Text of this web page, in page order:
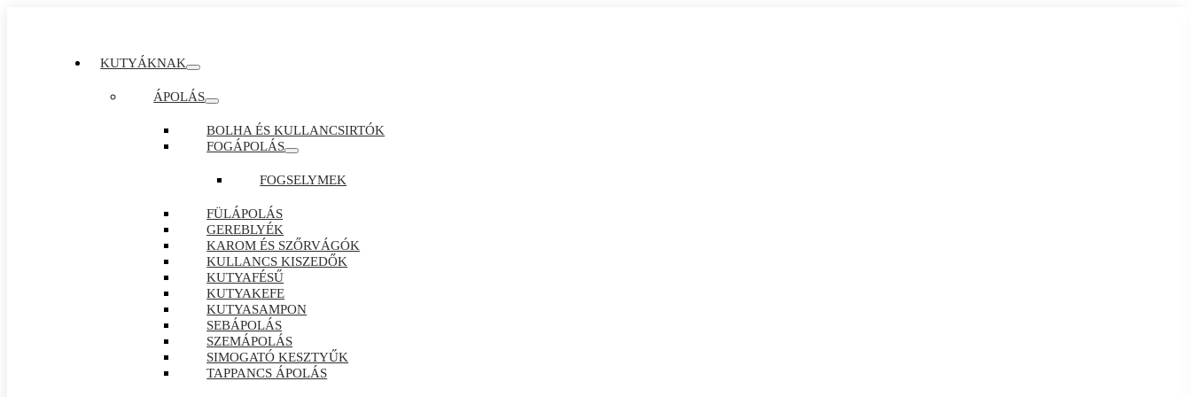
KUTYÁKNAK
ÁPOLÁS
BOLHA ÉS KULLANCSIRTÓK
FOGÁPOLÁS
FOGSELYMEK
FÜLÁPOLÁS
GEREBLYÉK
KAROM ÉS SZŐRVÁGÓK
KULLANCS KISZEDŐK
KUTYAFÉSŰ
KUTYAKEFE
KUTYASAMPON
SEBÁPOLÁS
SZEMÁPOLÁS
SIMOGATÓ KESZTYŰK
TAPPANCS ÁPOLÁS